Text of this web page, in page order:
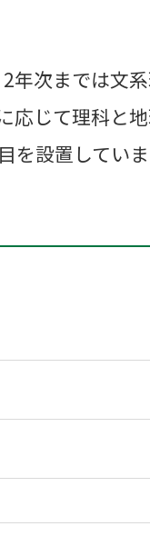
年次までは文
応じて理科と
を設置してい